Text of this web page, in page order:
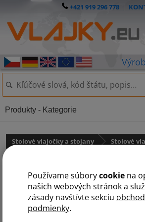
Používame súborycookie na
našich webových stránok a
zásady navštívte sekciu
podmienky.
+421 919 296 778|
Stolové vlajočky a stojany Stolové
Produkty - Kategorie